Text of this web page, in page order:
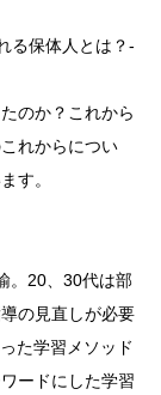
る保体人とは？-
のか？これから
れからについ
す。
。20、30代は部
の見直しが必要
た学習メソッド
ードにした学習